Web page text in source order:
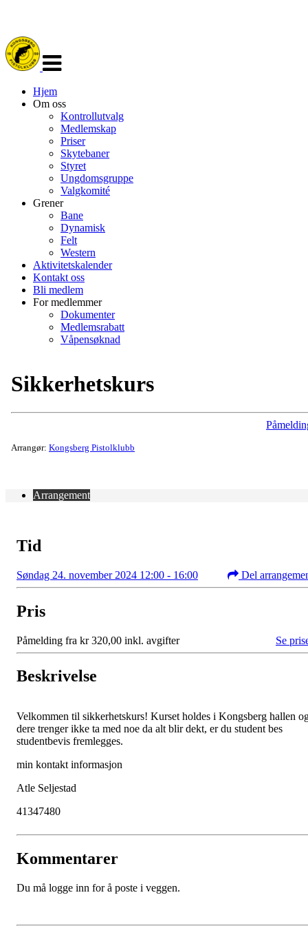
navigasjon
Hjem
Om oss
Kontrollutvalg
Medlemskap
Priser
Skytebaner
Styret
Ungdomsgruppe
Valgkomité
Grener
Bane
Dynamisk
Felt
Western
Aktivitetskalender
Kontakt oss
Bli medlem
For medlemmer
Dokumenter
Medlemsrabatt
Våpensøknad
Sikkerhetskurs
Arrangør: Kongsberg Pistolklubb
Arrangement
Tid
Søndag 24. november 2024 12:00 - 16:00 Del
Pris
Påmelding fra kr 320,00 inkl. avgifter Se
Beskrivelse
Velkommen til sikkerhetskurs! Kurset holdes i Kongsberg hallen
dere trenger ikke ta med noe da alt blir dekt, er du student bes
studentbevis fremlegges.
min kontakt informasjon
Atle Seljestad
41347480
Kommentarer
Du må logge inn for å poste i veggen.